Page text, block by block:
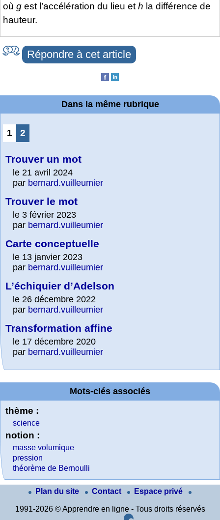
où g est l’accélération du lieu et h la différence de
hauteur.
Répondre à cet article
Dans la même rubrique
1 2
Trouver un mot
le 21 avril 2024
par bernard.vuilleumier
Trouver le mot
le 3 février 2023
par bernard.vuilleumier
Carte conceptuelle
le 13 janvier 2023
par bernard.vuilleumier
L’échiquier d’Adelson
le 26 décembre 2022
par bernard.vuilleumier
Transformation affine
le 17 décembre 2020
par bernard.vuilleumier
Mots-clés associés
thème :
science
notion :
masse volumique
pression
théorème de Bernoulli
Plan du site Contact Espace privé
1991-2026 © Apprendre en ligne - Tous droits réservés